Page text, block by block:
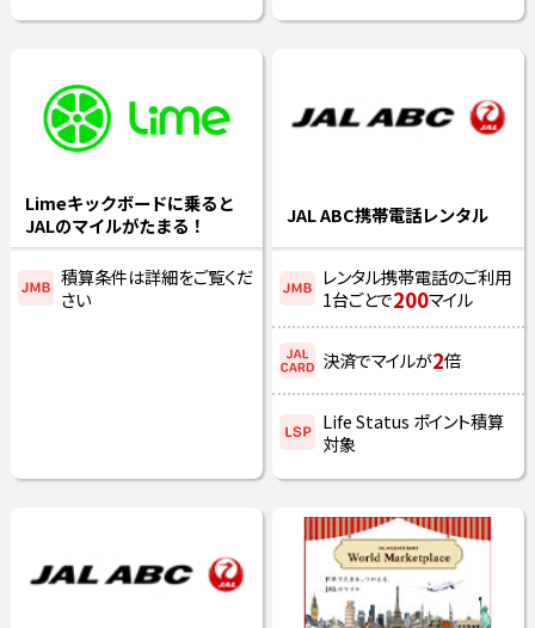
Limeキックボードに乗ると
JALのマイルがたまる！
積算条件は詳細をご覧くだ
さい
JAL ABC携帯電話レンタル
レンタル携帯電話のご利用
1台ごとで200マイル
決済でマイルが2倍
Life Status ポイント積算
対象